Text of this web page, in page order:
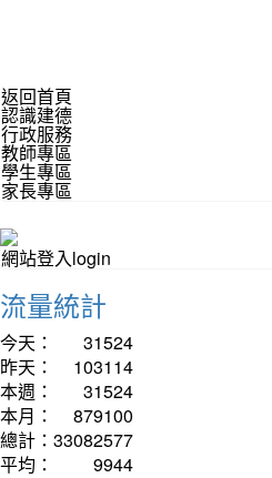
返回首頁
認識建德
行政服務
教師專區
學生專區
家長專區
網站登入login
流量統計
今天：
31524
昨天：
103114
本週：
31524
本月：
879100
總計： 33082577
平均：
9944